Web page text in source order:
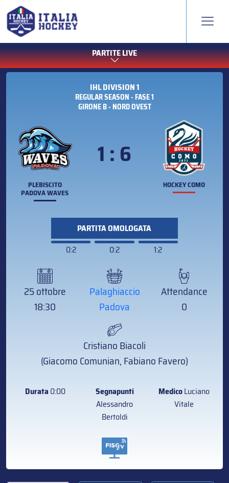
PARTITE LIVE
IHL DIVISION 1
REGULAR SEASON - FASE 1
GIRONE B - NORD OVEST
PLEBISCITO
PADOVA WAVES
1 : 6
HOCKEY COMO
PARTITA OMOLOGATA
0:2
0:2 1:2
25 ottobre
18:30
Palaghiaccio
Padova
Attendance
0
Cristiano Biacoli
(Giacomo Comunian, Fabiano Favero)
Durata0:00
Segnapunti
Alessandro
Bertoldi
MedicoLuciano
Vitale